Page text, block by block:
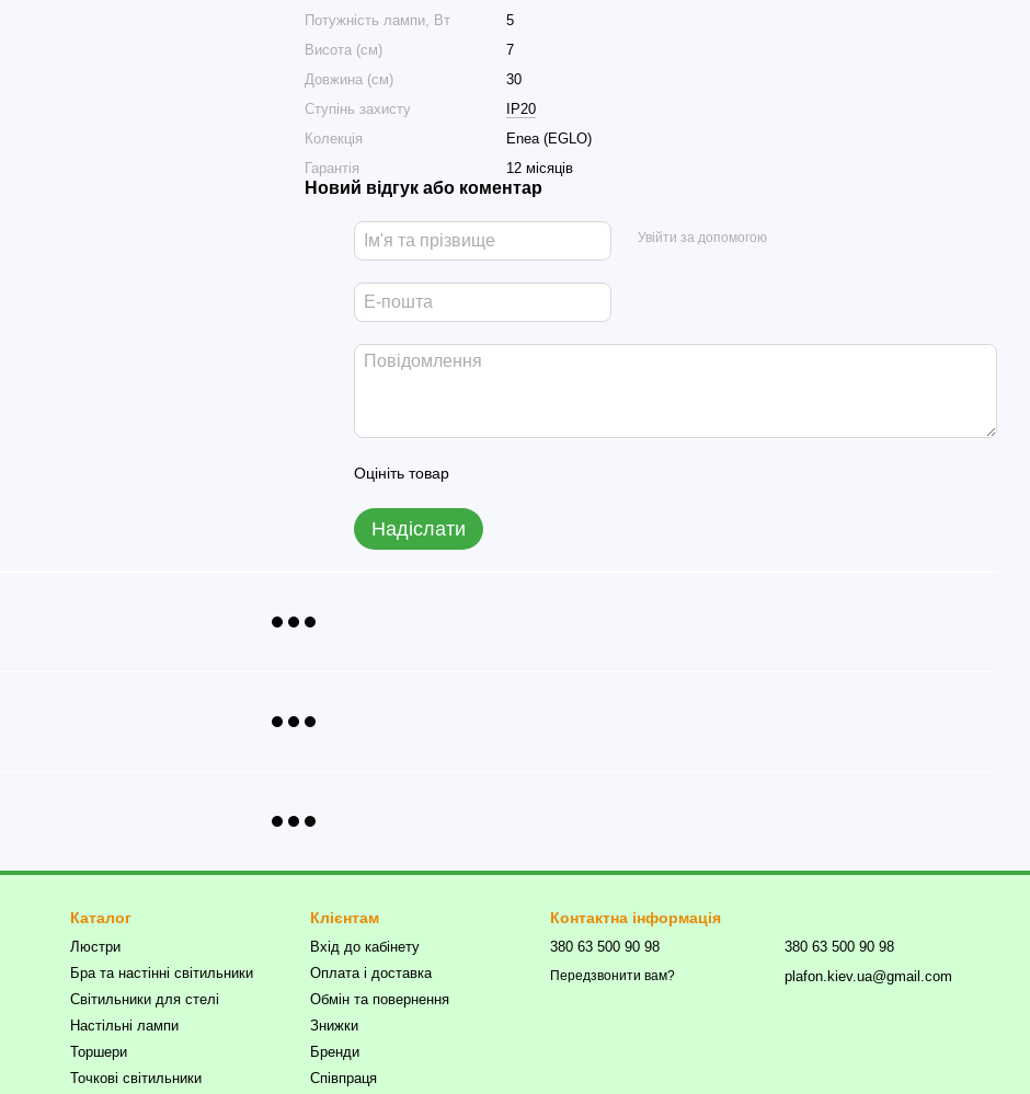
Потужність лампи, Вт
5
Висота (см)
7
Довжина (см)
30
Ступінь захисту
IP20
Колекція
Enea (EGLO)
Гарантія
12 місяців
Новий відгук або коментар
Увійти за допомогою
Оцініть товар
Надіслати
Каталог
Люстри
Бра та настінні світильники
Світильники для стелі
Настільні лампи
Торшери
Точкові світильники
Клієнтам
Вхід до кабінету
Оплата і доставка
Обмін та повернення
Знижки
Бренди
Співпраця
Контактна інформація
380 63 500 90 98
Передзвонити вам?
380 63 500 90 98
plafon.kiev.ua@gmail.com